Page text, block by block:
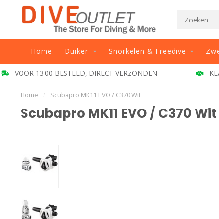
Home Duiken Snorkelen & Freedive
VOOR 13:00 BESTELD, DIRECT VERZONDEN
Home / Scubapro MK11 EVO / C370 Wit
Scubapro MK11 EVO / C370 Wit